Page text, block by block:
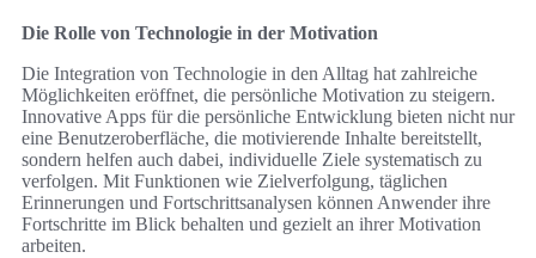
Die Rolle von Technologie in der Motivation
Die Integration von Technologie in den Alltag hat zahlreiche
Möglichkeiten eröffnet, die persönliche Motivation zu steigern.
Innovative Apps für die persönliche Entwicklung bieten nicht nur
eine Benutzeroberfläche, die motivierende Inhalte bereitstellt,
sondern helfen auch dabei, individuelle Ziele systematisch zu
verfolgen. Mit Funktionen wie Zielverfolgung, täglichen
Erinnerungen und Fortschrittsanalysen können Anwender ihre
Fortschritte im Blick behalten und gezielt an ihrer Motivation
arbeiten.